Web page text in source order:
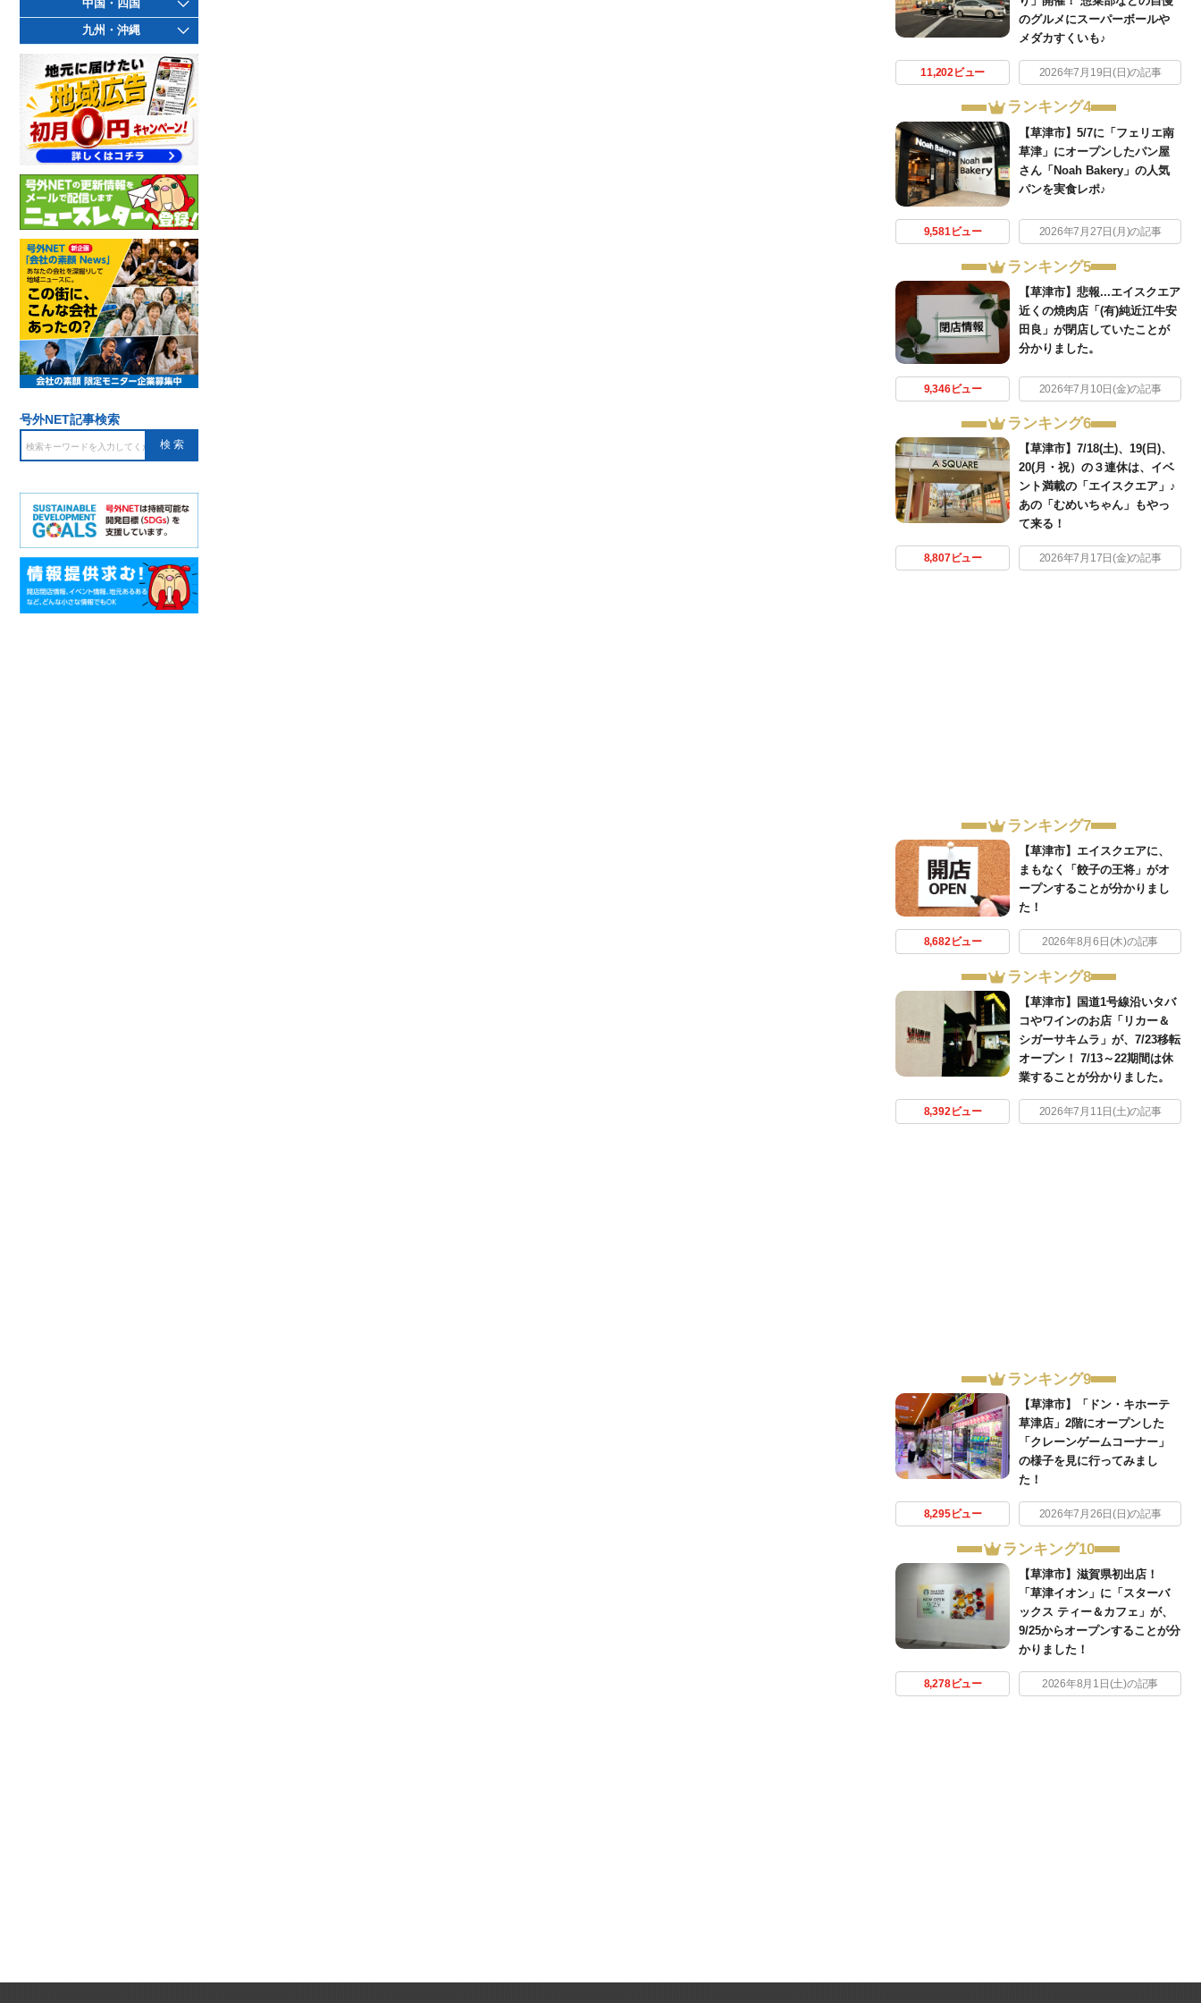
のグルメにスーパーボールや
メダカすくいも♪
11,202ビュー 2026年7月19日(日)の記事
ランキング4
【草津市】5/7に「フェリエ南
草津」にオープンしたパン屋
さん「Noah Bakery」の人気
パンを実食レポ♪
9,581ビュー 2026年7月27日(月)の記事
ランキング5
【草津市】悲報...エイスクエア
近くの焼肉店「(有)純近江牛安
田良」が閉店していたことが
分かりました。
9,346ビュー 2026年7月10日(金)の記事
ランキング6
【草津市】7/18(土)、19(日)、
20(月・祝）の３連休は、イベ
ント満載の「エイスクエア」♪
あの「むめいちゃん」もやっ
て来る！
8,807ビュー 2026年7月17日(金)の記事
ランキング7
【草津市】エイスクエアに、
まもなく「餃子の王将」がオ
ープンすることが分かりまし
た！
8,682ビュー 2026年8月6日(木)の記事
ランキング8
【草津市】国道1号線沿いタバ
コやワインのお店「リカー＆
シガーサキムラ」が、7/23移転
オープン！ 7/13～22期間は休
業することが分かりました。
8,392ビュー 2026年7月11日(土)の記事
ランキング9
【草津市】「ドン・キホーテ
草津店」2階にオープンした
「クレーンゲームコーナー」
の様子を見に行ってみまし
た！
8,295ビュー 2026年7月26日(日)の記事
ランキング10
【草津市】滋賀県初出店！
「草津イオン」に「スターバ
ックス ティー＆カフェ」が、
9/25からオープンすることが分
かりました！
8,278ビュー 2026年8月1日(土)の記事
中国・四国
九州・沖縄
号外NET記事検索